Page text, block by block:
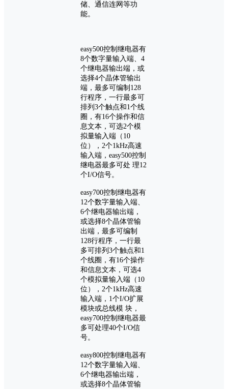
储、通信连网等功
能。
easy500控制继电器有
8个数字量输入端、4
个继电器输出端，或
选择4个晶体管输出
端，最多可编制128
行程序，一行最多可
排列3个触点和1个线
圈，有16个操作和信
息文本，可选2个模
拟量输入端（10
位），2个1kHz高速
输入端，easy500控制
继电器最多可处 理12
个I/O信号。
easy700控制继电器有
12个数字量输入端、
6个继电器输出端，
或选择8个晶体管输
出端，最多可编制
128行程序，一行最
多可排列3个触点和1
个线圈，有16个操作
和信息文本，可选4
个模拟量输入端（10
位），2个1kHz高速
输入端，1个I/O扩展
模块或总线模 块，
easy700控制继电器最
多可处理40个I/O信
号。
easy800控制继电器有
12个数字量输入端、
6个继电器输出端，
或选择8个晶体管输